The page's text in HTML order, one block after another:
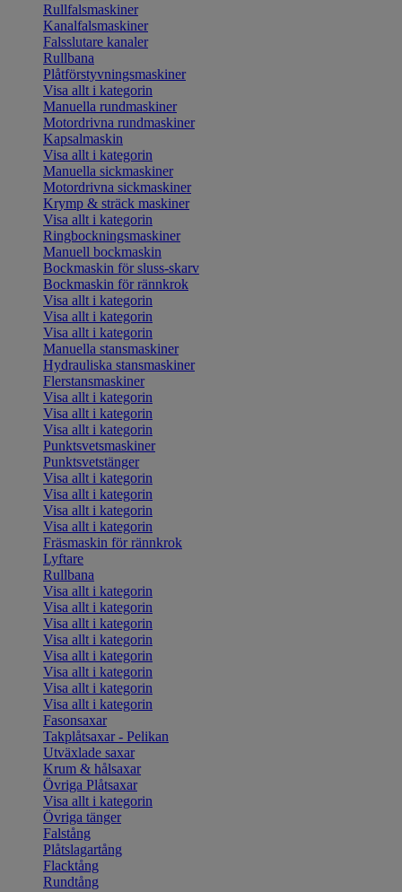
Rullfalsmaskiner
Kanalfalsmaskiner
Falsslutare kanaler
Rullbana
Plåtförstyvningsmaskiner
Visa allt i kategorin
Manuella rundmaskiner
Motordrivna rundmaskiner
Kapsalmaskin
Visa allt i kategorin
Manuella sickmaskiner
Motordrivna sickmaskiner
Krymp & sträck maskiner
Visa allt i kategorin
Ringbockningsmaskiner
Manuell bockmaskin
Bockmaskin för sluss-skarv
Bockmaskin för rännkrok
Visa allt i kategorin
Visa allt i kategorin
Visa allt i kategorin
Manuella stansmaskiner
Hydrauliska stansmaskiner
Flerstansmaskiner
Visa allt i kategorin
Visa allt i kategorin
Visa allt i kategorin
Punktsvetsmaskiner
Punktsvetstänger
Visa allt i kategorin
Visa allt i kategorin
Visa allt i kategorin
Visa allt i kategorin
Fräsmaskin för rännkrok
Lyftare
Rullbana
Visa allt i kategorin
Visa allt i kategorin
Visa allt i kategorin
Visa allt i kategorin
Visa allt i kategorin
Visa allt i kategorin
Visa allt i kategorin
Visa allt i kategorin
Fasonsaxar
Takplåtsaxar - Pelikan
Utväxlade saxar
Krum & hålsaxar
Övriga Plåtsaxar
Visa allt i kategorin
Övriga tänger
Falstång
Plåtslagartång
Flacktång
Rundtång